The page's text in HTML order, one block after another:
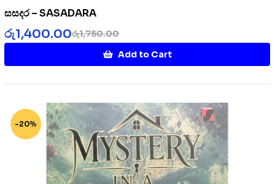
සසදර – SASADARA
රු1,750.00
රු1,400.00
Add to Cart
-20%